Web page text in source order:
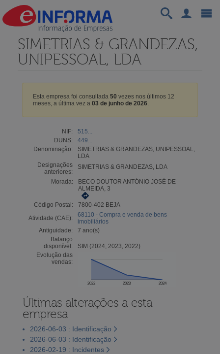
SIMETRIAS & GRANDEZAS,
UNIPESSOAL, LDA
Esta empresa foi consultada 50 vezes nos últimos 12
meses, a última vez a 03 de junho de 2026.
NIF:
515...
DUNS:
449...
Denominação:
SIMETRIAS & GRANDEZAS, UNIPESSOAL,
LDA
Designações
anteriores:
SIMETRIAS & GRANDEZAS, LDA
Morada:
BECO DOUTOR ANTÓNIO JOSÉ DE
ALMEIDA, 3
Código Postal:
7800-402 BEJA
Atividade (CAE):
68110 - Compra e venda de bens
imobiliários
Antiguidade:
7 ano(s)
Balanço
disponível:
SIM (2024, 2023, 2022)
Evolução das
vendas:
2022 2023 2024
Últimas alterações a esta
empresa
2026-06-03 : Identificação
2026-06-03 : Identificação
2026-02-19 : Incidentes